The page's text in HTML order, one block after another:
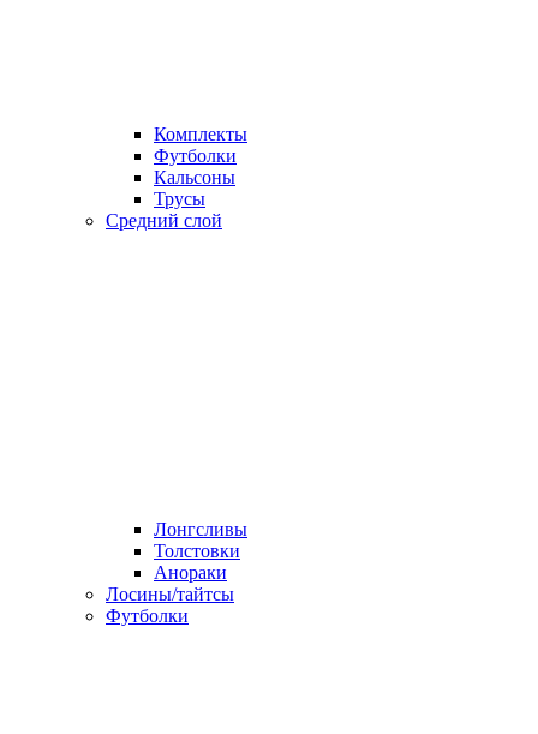
Комплекты
Футболки
Кальсоны
Трусы
Средний слой
Лонгсливы
Толстовки
Анораки
Лосины/тайтсы
Футболки